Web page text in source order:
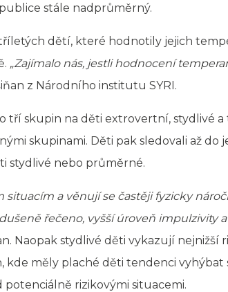
stále nadprůměrný.
dětí, které hodnotily jejich
„Zajímalo nás, jestli hodnocení
z Národního institutu SYRI.
skupin na děti extrovertní, stydlivé a
skupinami. Děti pak sledovali až do
stydlivé nebo průměrné.
situacím a věnují se častěji fyzicky
řečeno, vyšší úroveň impulzivity
Naopak stydlivé děti vykazují nejnižší
měly plaché děti tendenci vyhýbat
potenciálně rizikovými situacemi.